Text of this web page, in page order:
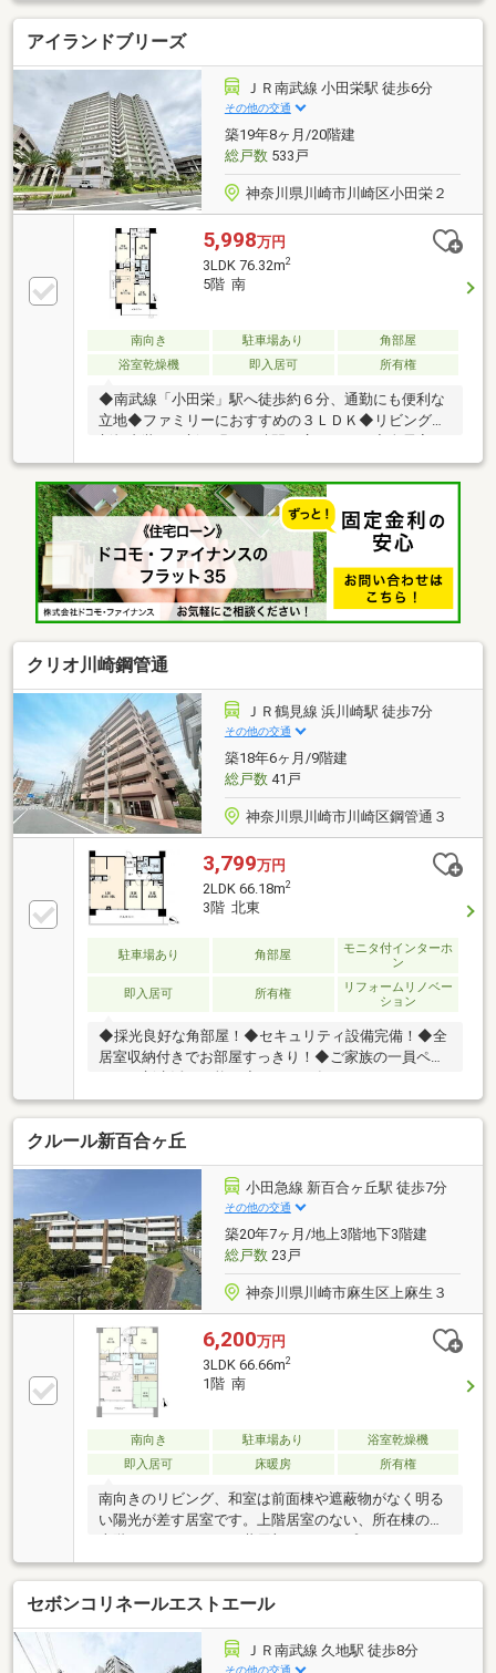
アイランドブリーズ
ＪＲ南武線 小田栄駅 徒歩6分
その他の交通
築19年8ヶ月/20階建
総戸数533戸
神奈川県川崎市川崎区小田栄２
5,998万円
3LDK 76.32m2
5階 南
南向き 駐車場あり
角部屋
浴室乾燥機
即入居可 所有権
◆南武線「小田栄」駅へ徒歩約６分、通勤にも便利な
立地◆ファミリーにおすすめの３ＬＤＫ◆リビングは
収納付き、お部屋をすっきり整えやすい間取り◆ペッ
ト飼育可能、敷地内駐車場１区画確保済みです【株式
会社リビングライフ】創業35年の信頼で未公開情報多
数のリビングライフがご紹介します。宅建士×FP×住宅
ローンアドバイザーの資格を併せ持つ『ライフ・エキ
スパート・プランナー』がお客様の老後も見据えたラ
イフプランを無料作成。お気軽にご相談下さい！☆物
件のお問合せは〈0120-332-077〉☆
クリオ川崎鋼管通
ＪＲ鶴見線 浜川崎駅 徒歩7分
その他の交通
築18年6ヶ月/9階建
総戸数41戸
神奈川県川崎市川崎区鋼管通３
3,799万円
2LDK 66.18m2
3階 北東
駐車場あり 角部屋
モニタ付インターホ
ン
即入居可 所有権
リフォームリノベー
ション
◆採光良好な角部屋！◆セキュリティ設備完備！◆全
居室収納付きでお部屋すっきり！◆ご家族の一員ペッ
トとの新生活が可能！◆２０２５年１２月リフォーム
完了！【株式会社リビングライフ】創業35年の信頼で
未公開情報多数のリビングライフがご紹介します。宅
建士×FP×住宅ローンアドバイザーの資格を併せ持つ
『ライフ・エキスパート・プランナー』がお客様の老
後も見据えたライフプランを無料作成。お気軽にご相
談下さい！☆物件のお問合せは〈0120-332-077〉☆
クルール新百合ヶ丘
小田急線 新百合ヶ丘駅 徒歩7分
その他の交通
築20年7ヶ月/地上3階地下3階建
総戸数23戸
神奈川県川崎市麻生区上麻生３
6,200万円
3LDK 66.66m2
1階 南
南向き 駐車場あり
浴室乾燥機
即入居可
床暖房 所有権
南向きのリビング、和室は前面棟や遮蔽物がなく明る
い陽光が差す居室です。上階居室のない、所在棟の最
上階（サウスコート）共用部はスロープ、エレベータ
ー設置。ベビーカー利用の移動もスムーズです。
セボンコリネールエストエール
ＪＲ南武線 久地駅 徒歩8分
その他の交通